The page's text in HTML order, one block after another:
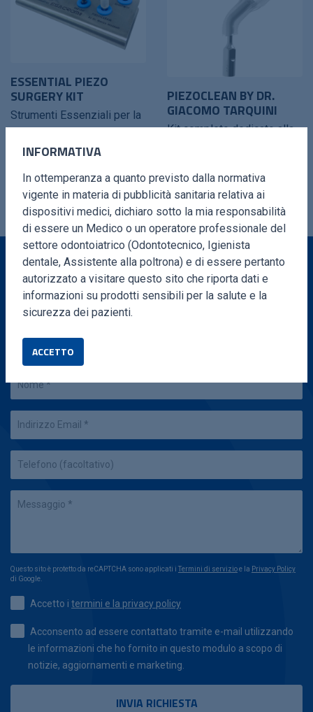
ESSENTIAL PIEZO
SURGERY KIT
Strumenti Essenziali per la
cura del Dr. Marco Mozzati
PIEZOCLEAN BY DR.
GIACOMO TARQUINI
Kit completo dedicato alla
VUOI MAGGIORI INFORMAZIONI?
tempo
Questo sito è protetto da reCAPTCHA sono applicati i Termini di servizioe la Privacy Policy
di Google.
Accetto i termini e la privacy policy
Acconsento ad essere contattato tramite e-mail utilizzando
le informazioni che ho fornito in questo modulo a scopo di
notizie, aggiornamenti e marketing.
INFORMATIVA
In ottemperanza a quanto previsto dalla normativa
vigente in materia di pubblicità sanitaria relativa ai
dispositivi medici, dichiaro sotto la mia responsabilità
di essere un Medico o un operatore professionale del
settore odontoiatrico (Odontotecnico, Igienista
dentale, Assistente alla poltrona) e di essere pertanto
autorizzato a visitare questo sito che riporta dati e
informazioni su prodotti sensibili per la salute e la
sicurezza dei pazienti.
ACCETTO